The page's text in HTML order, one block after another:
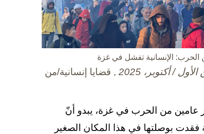
الحرب: الإنسانية تفشل في غزة
, قضايا إنسانية/من
عامين من الحرب في غزة، يبدو أنّ
فقدت بوصلتها في هذا المكان الصغير